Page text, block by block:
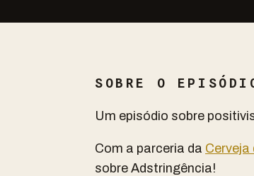
SOBRE O
Um episódio sobre
Com a parceria da Cerveja
sobre Adstringência!